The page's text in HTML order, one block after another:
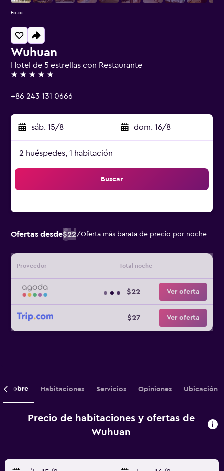
Wuhuan
Hotel de 5 estrellas con Restaurante
5 estrellas
+86 243 131 0666
sáb. 15/8 - dom. 16/8
2 huéspedes, 1 habitación
Buscar
Ofertas desde$22/Oferta más barata de precio por noche
Proveedor Total noche
$22 Ver oferta
$27 Ver oferta
Fotos
Sobre Habitaciones Servicios Opiniones Ubicación
Precio de habitaciones y ofertas de
Wuhuan